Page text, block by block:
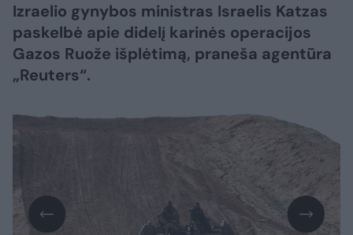
Izraelio gynybos ministras Israelis Katzas
paskelbė apie didelį karinės operacijos
Gazos Ruože išplėtimą, praneša agentūra
„Reuters“.